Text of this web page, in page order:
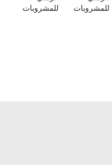
للمشروبات
للمشروبات